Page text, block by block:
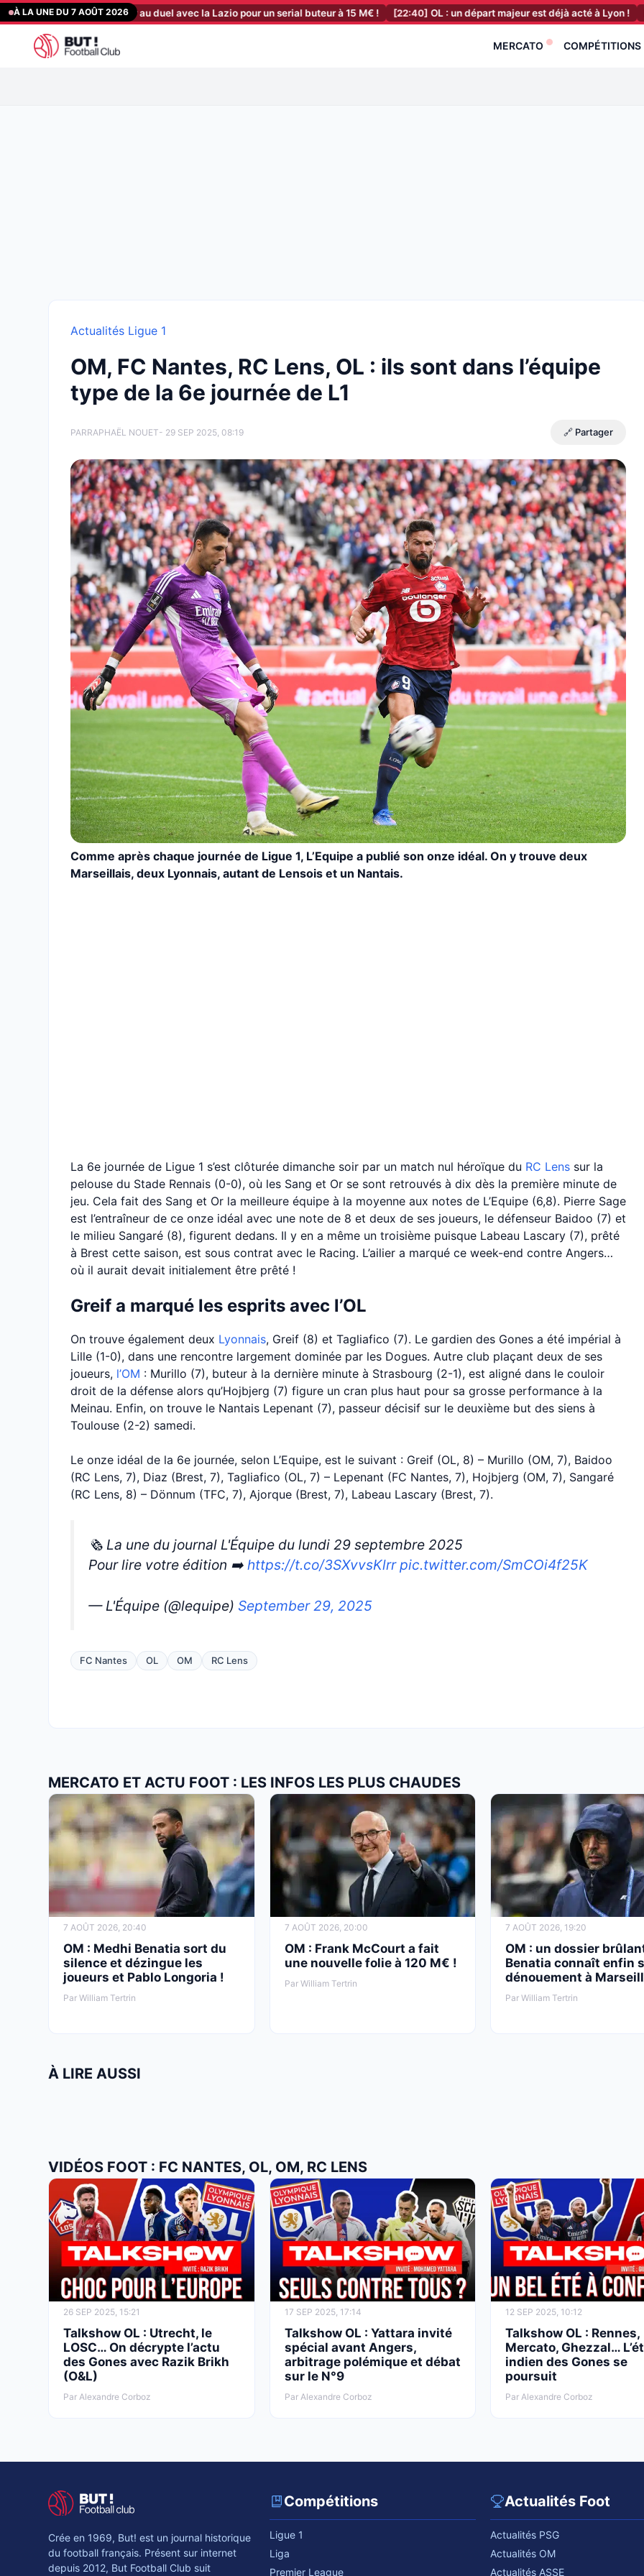
Aller
au
contenu
À LA UNE DU 7 AOÛT 2026
: les Sang et Or au duel avec la Lazio pour un serial buteur à 15 M€ ! [22:40] OL : un départ majeur est déjà acté à Lyon ! [22:20]
MERCATO COMPÉTITIONS
Actualités Ligue 1
OM, FC Nantes, RC Lens, OL : ils sont dans l’équipe
type de la 6e journée de L1
PARRAPHAËL NOUET- 29 SEP 2025, 08:19 🔗 Partager
Comme après chaque journée de Ligue 1, L’Equipe a publié son onze idéal. On y trouve deux
Marseillais, deux Lyonnais, autant de Lensois et un Nantais.
La 6e journée de Ligue 1 s’est clôturée dimanche soir par un match nul héroïque du RC Lens sur la
pelouse du Stade Rennais (0-0), où les Sang et Or se sont retrouvés à dix dès la première minute de
jeu. Cela fait des Sang et Or la meilleure équipe à la moyenne aux notes de L’Equipe (6,8). Pierre Sage
est l’entraîneur de ce onze idéal avec une note de 8 et deux de ses joueurs, le défenseur Baidoo (7) et
le milieu Sangaré (8), figurent dedans. Il y en a même un troisième puisque Labeau Lascary (7), prêté
à Brest cette saison, est sous contrat avec le Racing. L’ailier a marqué ce week-end contre Angers…
où il aurait devait initialement être prêté !
Greif a marqué les esprits avec l’OL
On trouve également deux Lyonnais, Greif (8) et Tagliafico (7). Le gardien des Gones a été impérial à
Lille (1-0), dans une rencontre largement dominée par les Dogues. Autre club plaçant deux de ses
joueurs, l’OM : Murillo (7), buteur à la dernière minute à Strasbourg (2-1), est aligné dans le couloir
droit de la défense alors qu’Hojbjerg (7) figure un cran plus haut pour sa grosse performance à la
Meinau. Enfin, on trouve le Nantais Lepenant (7), passeur décisif sur le deuxième but des siens à
Toulouse (2-2) samedi.
Le onze idéal de la 6e journée, selon L’Equipe, est le suivant : Greif (OL, 8) – Murillo (OM, 7), Baidoo
(RC Lens, 7), Diaz (Brest, 7), Tagliafico (OL, 7) – Lepenant (FC Nantes, 7), Hojbjerg (OM, 7), Sangaré
(RC Lens, 8) – Dönnum (TFC, 7), Ajorque (Brest, 7), Labeau Lascary (Brest, 7).
🗞️ La une du journal L'Équipe du lundi 29 septembre 2025
Pour lire votre édition ➡️ https://t.co/3SXvvsKlrr pic.twitter.com/SmCOi4f25K
— L'Équipe (@lequipe) September 29, 2025
FC Nantes OL OM RC Lens
MERCATO ET ACTU FOOT : LES INFOS LES PLUS CHAUDES
7 AOÛT 2026, 20:40
OM : Medhi Benatia sort du
silence et dézingue les
joueurs et Pablo Longoria !
Par William Tertrin
7 AOÛT 2026, 20:00
OM : Frank McCourt a fait
une nouvelle folie à 120 M€ !
Par William Tertrin
7 AOÛT 2026, 19:20
OM : un dossier
Benatia connaît enfin
dénouement à
Par William Tertrin
À LIRE AUSSI
VIDÉOS FOOT : FC NANTES, OL, OM, RC LENS
26 SEP 2025, 15:21
Talkshow OL : Utrecht, le
LOSC… On décrypte l’actu
des Gones avec Razik Brikh
(O&L)
Par Alexandre Corboz
17 SEP 2025, 17:14
Talkshow OL : Yattara invité
spécial avant Angers,
arbitrage polémique et débat
sur le N°9
Par Alexandre Corboz
12 SEP 2025, 10:12
Talkshow OL : Rennes,
Mercato, Ghezzal…
indien des Gones se
poursuit
Par Alexandre Corboz
Crée en 1969, But! est un journal historique
du football français. Présent sur internet
depuis 2012, But Football Club suit
Compétitions
Ligue 1
Liga
Premier League
Actualités Foot
Actualités PSG
Actualités OM
Actualités ASSE